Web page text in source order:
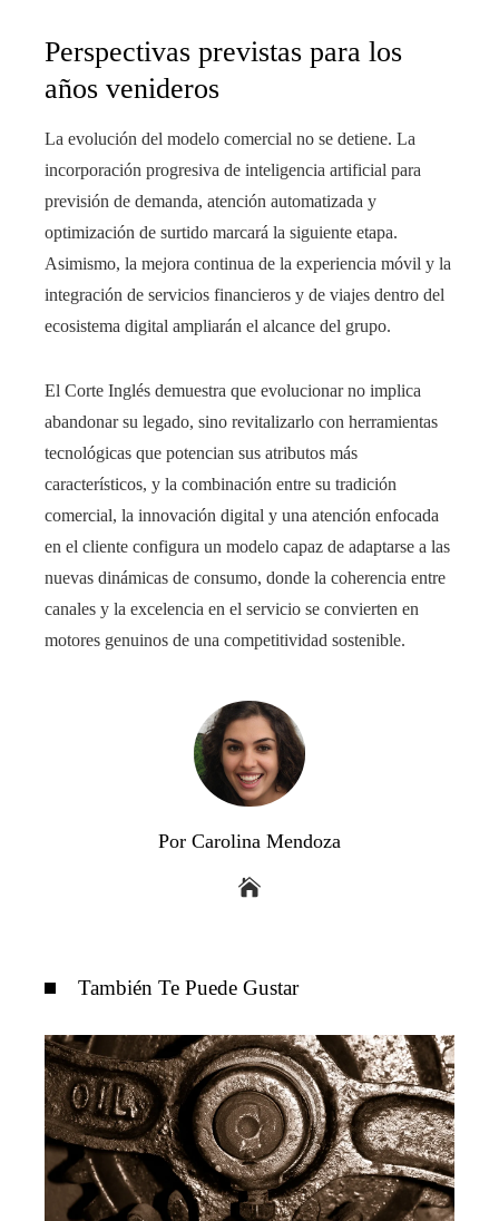
Perspectivas previstas para los
años venideros
La evolución del modelo comercial no se detiene. La
incorporación progresiva de inteligencia artificial para
previsión de demanda, atención automatizada y
optimización de surtido marcará la siguiente etapa.
Asimismo, la mejora continua de la experiencia móvil y la
integración de servicios financieros y de viajes dentro del
ecosistema digital ampliarán el alcance del grupo.
El Corte Inglés demuestra que evolucionar no implica
abandonar su legado, sino revitalizarlo con herramientas
tecnológicas que potencian sus atributos más
característicos, y la combinación entre su tradición
comercial, la innovación digital y una atención enfocada
en el cliente configura un modelo capaz de adaptarse a las
nuevas dinámicas de consumo, donde la coherencia entre
canales y la excelencia en el servicio se convierten en
motores genuinos de una competitividad sostenible.
Por Carolina Mendoza
También Te Puede Gustar